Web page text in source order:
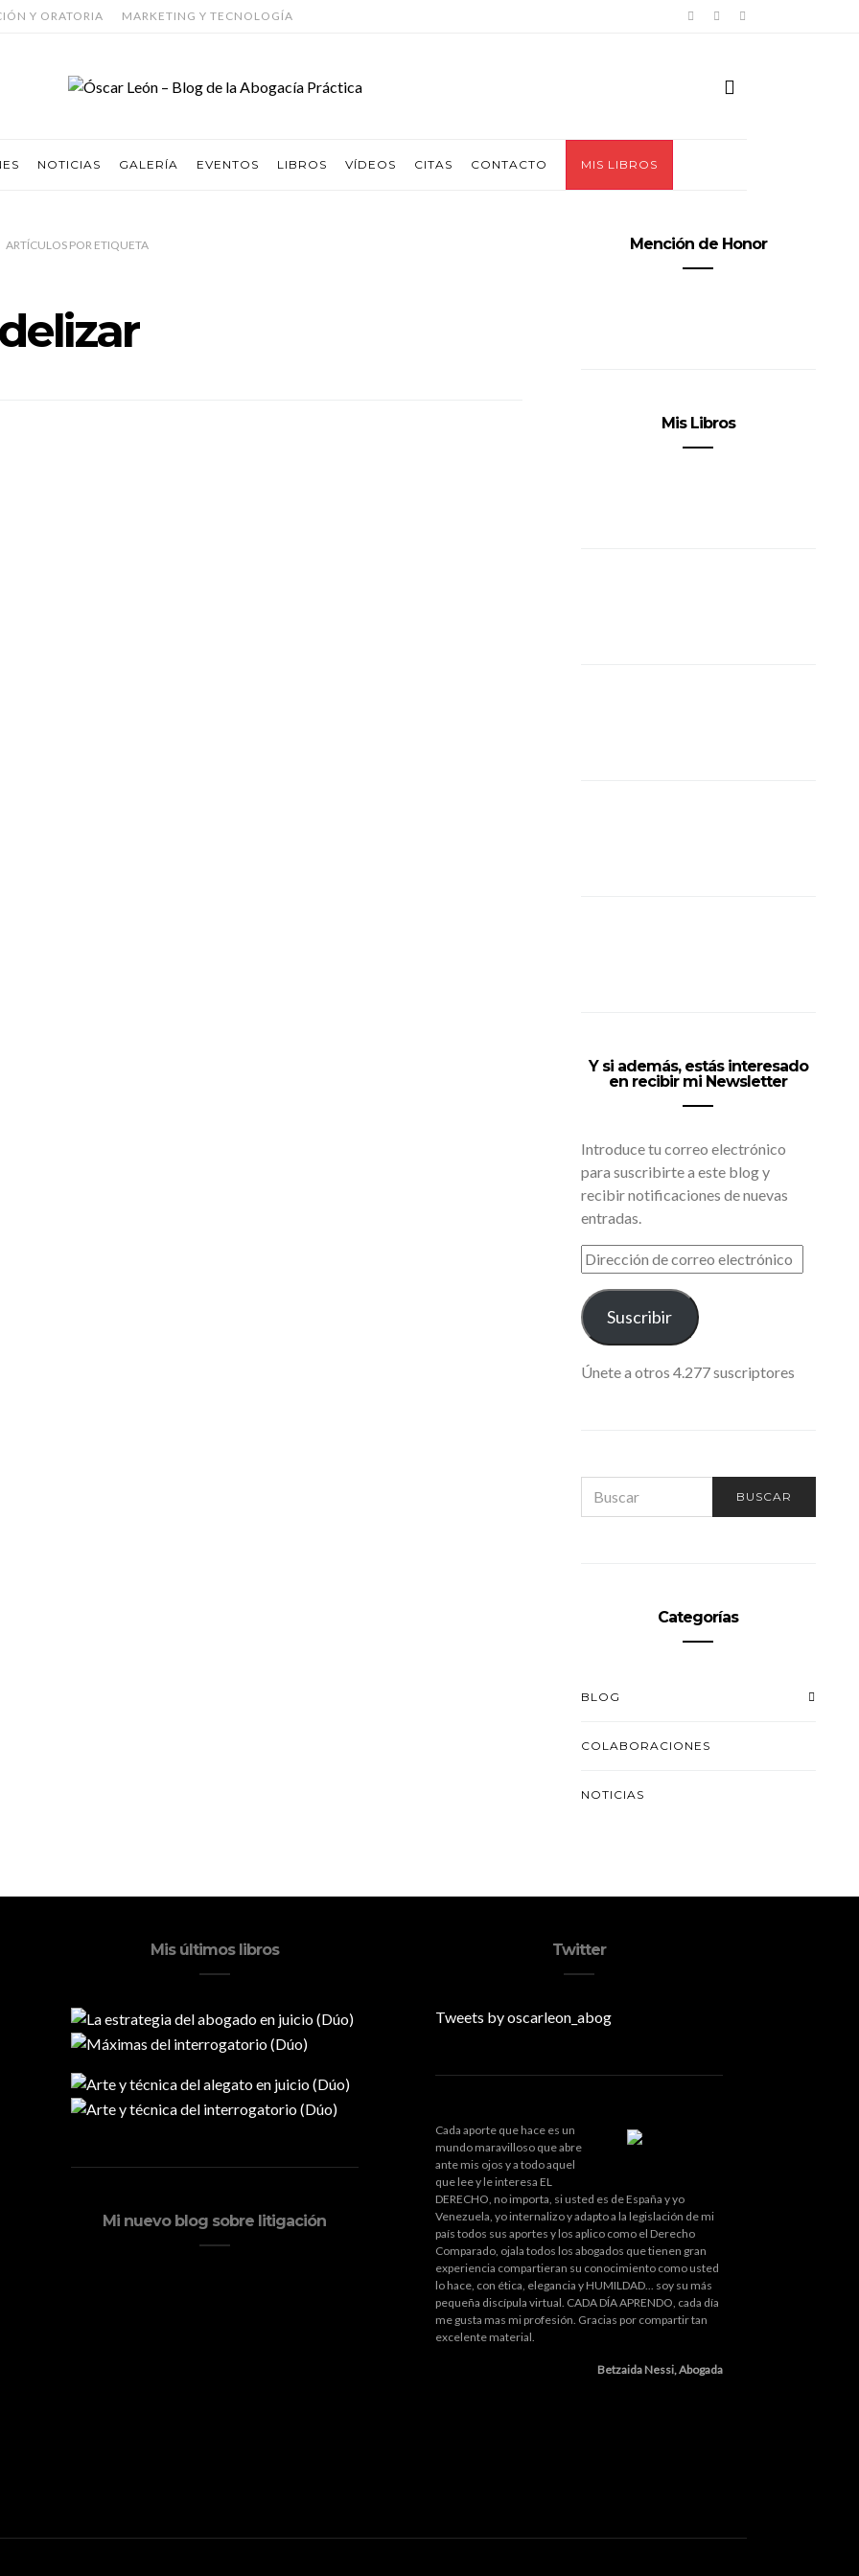
Y ORATORIA MARKETING Y TECNOLOGÍA
NOTICIAS GALERÍA EVENTOS LIBROS VÍDEOS CITAS CONTACTO MIS LIBROS
ARTÍCULOS PORETIQUETA Mención de Honor
Mis Libros
Y si además, estás interesado
en recibir mi Newsletter
Introduce tu correo electrónico
para suscribirte a este blog y
recibir notificaciones de nuevas
entradas.
DIRECCIÓN
DE
CORREO
ELECTRÓNICO
Suscribir
Únete a otros 4.277 suscriptores
FOR:
BUSCAR
Categorías
BLOG
COLABORACIONES
NOTICIAS
Mis últimos libros
Mi nuevo blog sobre litigación
Twitter
Tweets by oscarleon_abog
Cada aporte que hace es un
mundo maravilloso que abre
ante mis ojos y a todo aquel
que lee y le interesa EL
DERECHO, no importa, si usted es de España y yo
Venezuela, yo internalizo y adapto a la legislación de mi
país todos sus aportes y los aplico como el Derecho
Comparado, ojala todos los abogados que tienen gran
experiencia compartieran su conocimiento como usted
lo hace, con ética, elegancia y HUMILDAD... soy su más
pequeña discípula virtual. CADA DÍA APRENDO, cada día
me gusta mas mi profesión. Gracias por compartir tan
excelente material.
Betzaida Nessi, Abogada